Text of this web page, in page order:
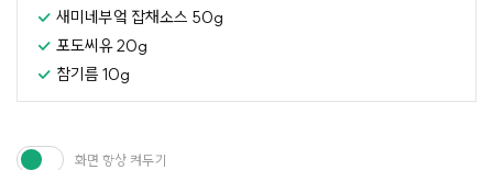
새미네부엌 잡채소스 50g
포도씨유 20g
참기름 10g
화면 항상 켜두기